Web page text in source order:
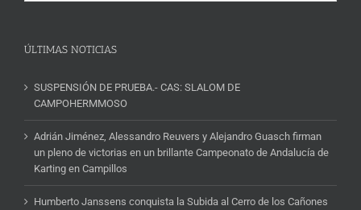
ÚLTIMAS NOTICIAS
SUSPENSIÓN DE PRUEBA.- CAS: SLALOM DE
CAMPOHERMMOSO
Adrián Jiménez, Alessandro Reuvers y Alejandro Guasch firman
un pleno de victorias en un brillante Campeonato de Andalucía de
Karting en Campillos
Humberto Janssens conquista la Subida al Cerro de los Cañones